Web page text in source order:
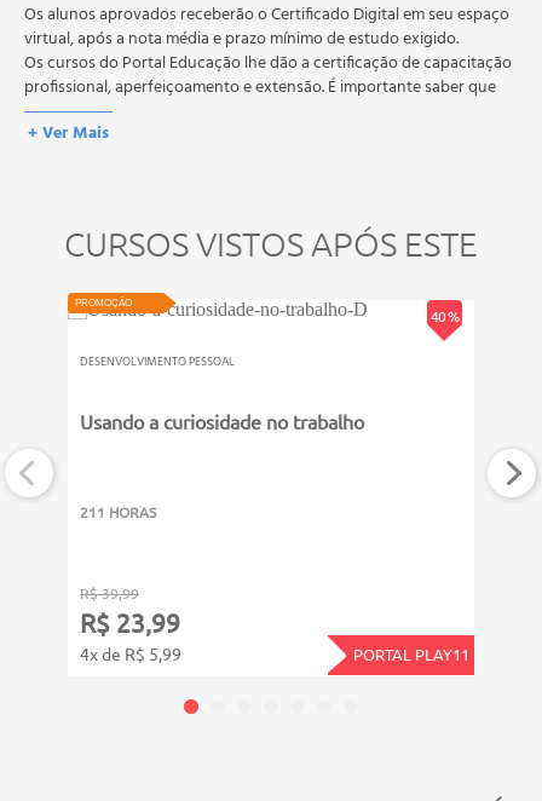
A média final deve ser igual ou superior a 60%para a conclusão e
recebimento do certificado digital do curso. Em caso de reprovação,
o aluno poderá realizar novamente a prova dentro do período do
curso quantas vezes desejar. Os cursos gratuitos não possuem nova
prova, atividades reflexivas e descritivas.
Os alunos aprovados receberão o Certificado Digital em seu espaço
virtual, após a nota média e prazo mínimo de estudo exigido.
Os cursos do Portal Educação lhe dão a certificação de capacitação
profissional, aperfeiçoamento e extensão. É importante saber que
esses títulos não se equivalem às certificações de cursos técnicos ou
de formação escolar, e não dão o direito de assumir
+ Ver Mais
CURSOS VISTOS APÓS ESTE
40 %
PROMOÇÃO
DESENVOLVIMENTO PESSOAL
Usando a curiosidade no trabalho
211 HORAS
R$ 39,99
R$ 23,99
4x de R$ 5,99 PORTAL PLAY11